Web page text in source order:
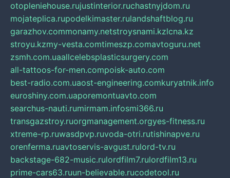
otopleniehouse.rujustinterior.ruchastnyjdom.ru
mojateplica.rupodelkimaster.rulandshaftblog.ru
garazhov.commonamy.netstroysnami.kzlcna.kz
stroyu.kzmy-vesta.comtimeszp.comavtoguru.net
zsmh.com.uaallcelebsplasticsurgery.com
all-tattoos-for-men.compoisk-auto.com
best-radio.com.uaost-engineering.comkuryatnik.info
euroshiny.com.uaporemontuavto.com
searchus-nauti.rumirmam.infosmi366.ru
transgazstroy.ruorgmanagement.orgyes-fitness.ru
xtreme-rp.ruwasdpvp.ruvoda-otri.rutishinapve.ru
orenferma.ruavtoservis-avgust.rulord-tv.ru
backstage-682-music.rulordfilm7.rulordfilm13.ru
prime-cars63.ruun-believable.rucodetool.ru